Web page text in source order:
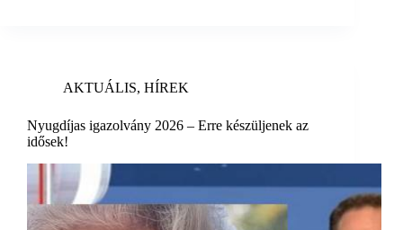
AKTUÁLIS, HÍREK
Nyugdíjas igazolvány 2026 – Erre készüljenek az
idősek!